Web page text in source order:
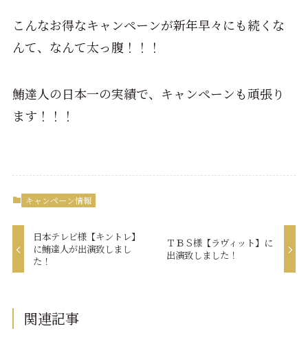
こんなお得なキャンペーンが新年早々にも続くな
んて、なんて太っ腹！！！
鮪達人の日本一の実績で、キャンペーンも頑張り
ます！！！
キャンペーン情報
日本テレビ様【キントレ】
に鮪達人が出演致しまし
た！
ＴＢＳ様【ラヴィット】に
出演致しました！
関連記事